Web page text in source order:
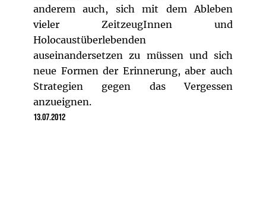
anderem auch, sich mit dem Ableben
vieler ZeitzeugInnen und
Holocaustüberlebenden
auseinandersetzen zu müssen und sich
neue Formen der Erinnerung, aber auch
Strategien gegen das Vergessen
anzueignen.
13.07.2012